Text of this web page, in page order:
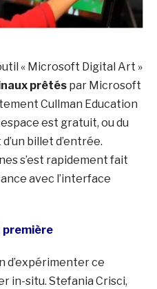
« Microsoft Digital Art »
prêtéspar Microsoft
Cullman Education
est gratuit, ou du
billet d’entrée.
s’est rapidement fait
avec l’interface
première
d’expérimenter ce
in-situ. Stefania Crisci,